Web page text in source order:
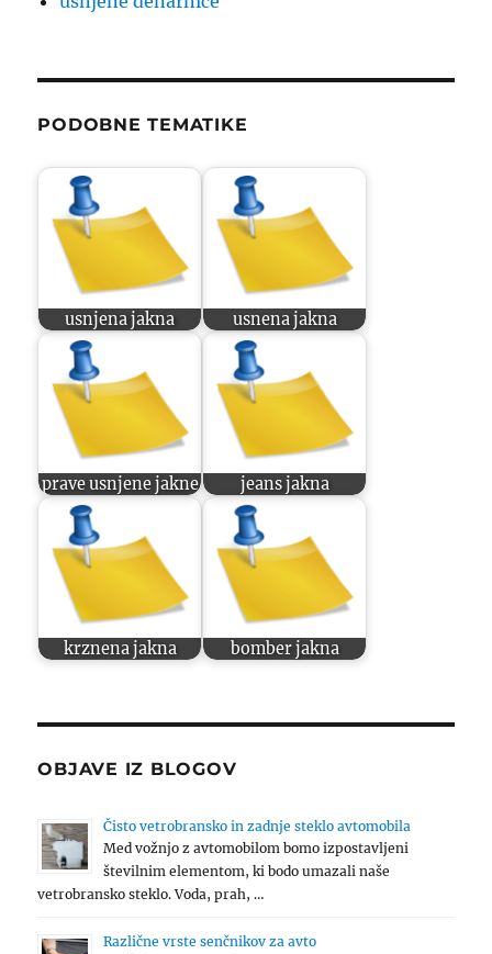
PODOBNE TEMATIKE
usnjena jakna usnena jakna
prave usnjene jakne jeans jakna
krznena jakna bomber jakna
OBJAVE IZ BLOGOV
Čisto vetrobransko in zadnje steklo avtomobila
Med vožnjo z avtomobilom bomo izpostavljeni
številnim elementom, ki bodo umazali naše
vetrobransko steklo. Voda, prah, …
Različne vrste senčnikov za avto